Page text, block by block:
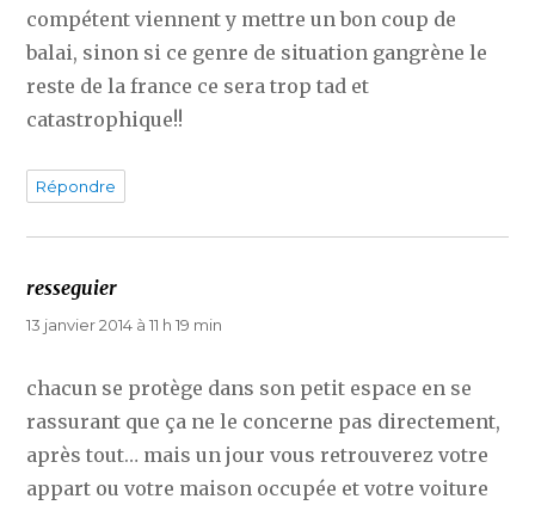
compétent viennent y mettre un bon coup de
balai, sinon si ce genre de situation gangrène le
reste de la france ce sera trop tad et
catastrophique!!
Répondre
resseguier
13 janvier 2014 à 11 h 19 min
chacun se protège dans son petit espace en se
rassurant que ça ne le concerne pas directement,
après tout… mais un jour vous retrouverez votre
appart ou votre maison occupée et votre voiture